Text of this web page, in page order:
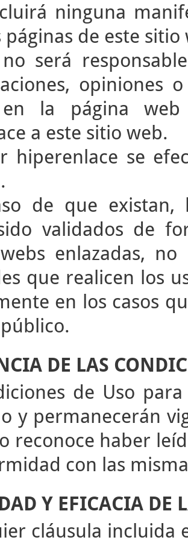
ninguna
páginas de este sitio
será
opiniones
la página
a este sitio web.
hiperenlace se
de que existan,
validados de
enlazadas,
que realicen los
en los casos
DE LAS
de Uso
y permanecerán
reconoce haber
con las
Y EFICACIA DE
cláusula incluida